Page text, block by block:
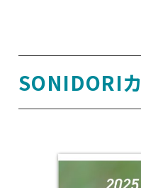
SONIDORI